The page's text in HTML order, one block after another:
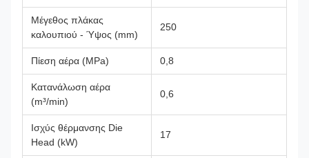
Μέγεθος πλάκας
καλουπιού - Ύψος (mm)
250
Πίεση αέρα (MPa) 0,8
Κατανάλωση αέρα
(m³/min)
0,6
Ισχύς θέρμανσης Die
Head (kW)
17